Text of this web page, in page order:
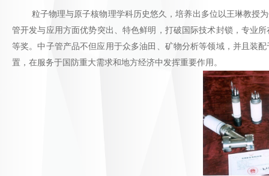
粒子物理与原子核物理学科历史悠久，培养出多位以王琳教授为
管开发与应用方面优势突出、特色鲜明，打破国际技术封锁，专业
等奖。中子管产品不但应用于众多油田、矿物分析等领域，并且装
置，在服务于国防重大需求和地方经济中发挥重要作用。